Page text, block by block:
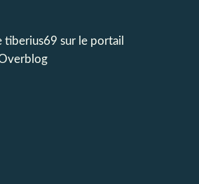
tiberius69 sur le portail